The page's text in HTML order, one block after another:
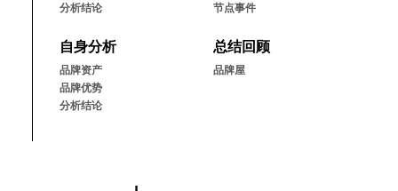
分析结论
节点事件
⾃⾝分析
品牌资产
品牌优势
分析结论
总结回顾
品牌屋